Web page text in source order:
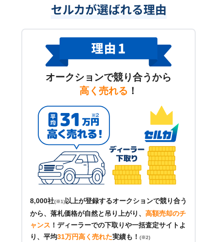
セルカが選ばれる理由
オークションで競り合うから
高く売れる ！
8,000社(※1) 以上が登録するオークションで競り合う
から、落札価格が自然と吊り上がり、 高額売却のチ
ャンス ！ ディーラーでの下取りや一括査定サイトよ
り、平均31万円高く売れた実績も！ (※2)